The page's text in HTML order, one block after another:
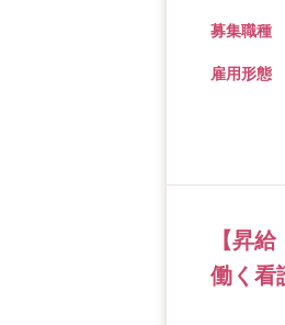
募集職種
雇用形態
【昇
働く看